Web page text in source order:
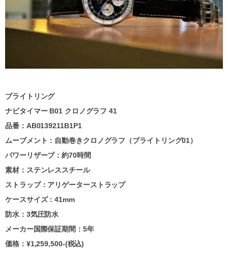
ブライトリング
ナビタイマー B01 クロノグラフ 41
品番：AB0139211B1P1
ムーブメント：自動巻きクロノグラフ（ブライトリング01）
パワーリザーブ：約70時間
素材：ステンレススチール
ストラップ：アリゲーターストラップ
ケースサイズ：41mm
防水：3気圧防水
メーカー国際保証期間：5年
価格： ¥1,259,500-(税込)